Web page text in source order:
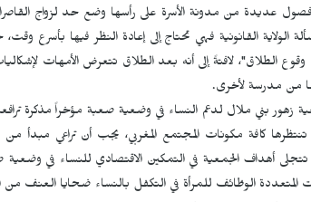
عديدة من مدونة الأسرة على رأسها وضع حد لزواج
الولاية القانونية فهي تحتاج إلى إعادة النظر فيها بأسرع
وقوع الطلاق"، لافتةً إلى أنه بعد الطلاق تتعرض الأمهات
من مدرسة لأخرى.
زهور بني ملال لدعم النساء في وضعية صعبة مؤخراً مذكرة
تنتظرها كافة مكونات المجتمع المغربي، يجب أن تراعي مبدأ
تتجلى أهداف الجمعية في التمكين الاقتصادي للنساء في
المتعددة الوظائف للمرأة في التكفل بالنساء ضحايا العنف من